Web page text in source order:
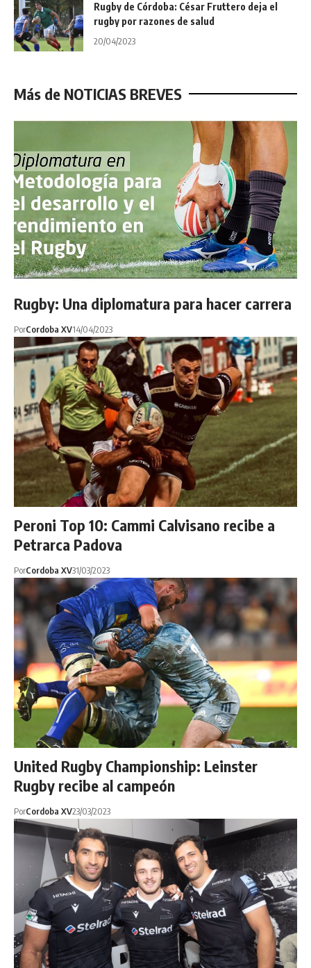
Rugby de Córdoba: César Fruttero deja el
rugby por razones de salud
20/04/2023
Más de NOTICIAS BREVES
Rugby: Una diplomatura para hacer carrera
PorCordoba XV14/04/2023
Peroni Top 10: Cammi Calvisano recibe a
Petrarca Padova
PorCordoba XV31/03/2023
United Rugby Championship: Leinster
Rugby recibe al campeón
PorCordoba XV23/03/2023